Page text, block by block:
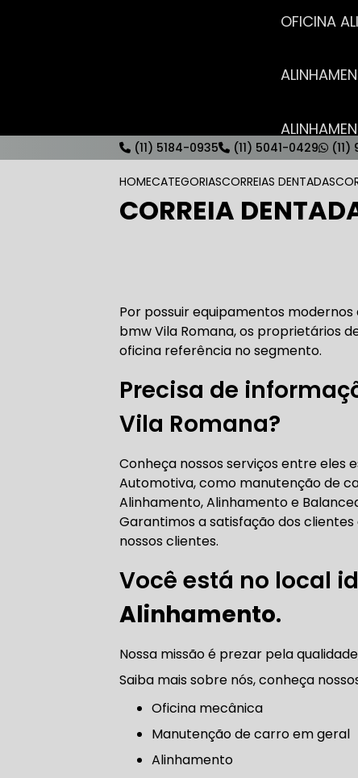
OFICINA
AUTO
AUTO
AUTO
AUTO
TROCA
TROCA
CORREIA
(11) 5184-0935 (11) 5041-0429 (11)
HOMECATEGORIASCORREIAS DENTADAS
CORREIA
Por possuir equipamentos
bmw Vila Romana, os proprietários
oficina referência no segmento.
Precisa de
Vila Romana?
Conheça nossos serviços entre eles
Automotiva, como manutenção de
Alinhamento, Alinhamento e
Garantimos a satisfação dos
nossos clientes.
Você está no local
Alinhamento.
Nossa missão é prezar pela
Saiba mais sobre nós, conheça
Oficina mecânica
manutenção de carro em geral
Alinhamento